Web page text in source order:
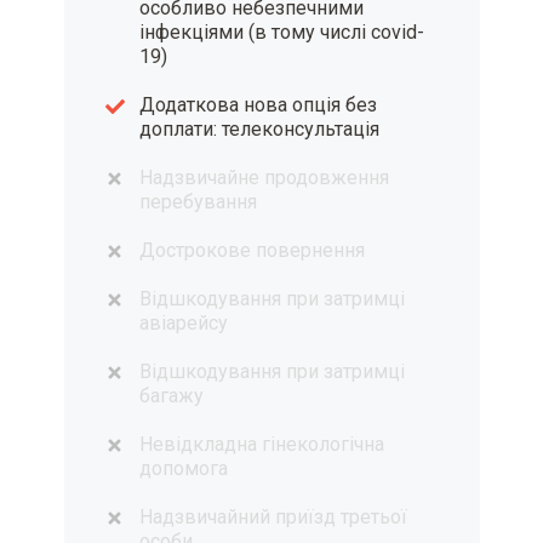
особливо небезпечними
інфекціями (в тому числі covid-
19)
Додаткова нова опція без
доплати: телеконсультація
Надзвичайне продовження
перебування
Дострокове повернення
Відшкодування при затримці
авіарейсу
Відшкодування при затримці
багажу
Невідкладна гінекологічна
допомога
Надзвичайний приїзд третьої